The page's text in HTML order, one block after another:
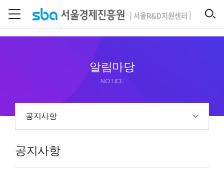
알림마당
NOTICE
공지사항
공지사항